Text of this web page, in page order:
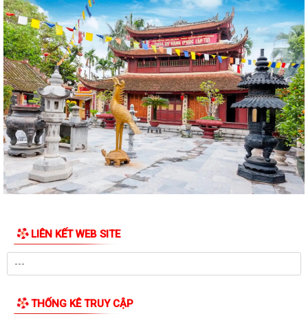
Quyết định về việc ủy quyền thực hiện nhiệm vụ thuộc thẩm quyền của
Ủy ban nhân dân thành phố trong...
MỘT NĂM NHÌN LẠI TỪ KHỞI ĐẦU ĐẾN NHỮNG DẤU ẤN ĐẦU TIÊN
Kế hoạch bình đẳng giới năm 2026
Kế hoạch thực hiện chiến lược Quốc gia về bình đẳng giới
Hướng dẫn Cài đặt và sử dụng ứng dụng Công dân số Smart Hải
Phòng
Lịch công tác của UBND xã Tuần 29 (từ 13/07/2026 đến 19/07/2026)
Quyết định công bố Danh mục TTHC mới ban hành, bị bãi bỏ thuộc
phạm vi, chức năng quản lý của Sở...
kỳ tháng 02/2026
LIÊN KẾT WEB SITE
THỐNG KÊ TRUY CẬP